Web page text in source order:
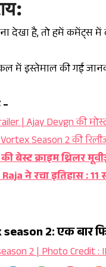
देखा है, तो हमें कमेंट्स में
में इस्तेमाल की गई
| Ajay Devgn की
Season 2 की
बेस्ट क्राइम थ्रिलर
ने रचा इतिहास :
2: एक बार